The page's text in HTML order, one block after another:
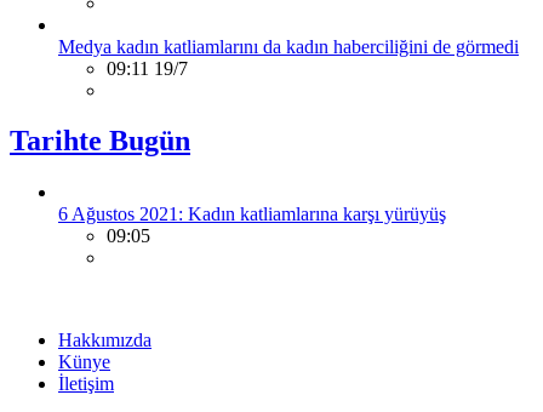
Medya kadın katliamlarını da kadın haberciliğini de görmedi
09:11 19/7
Tarihte Bugün
6 Ağustos 2021: Kadın katliamlarına karşı yürüyüş
09:05
Hakkımızda
Künye
İletişim